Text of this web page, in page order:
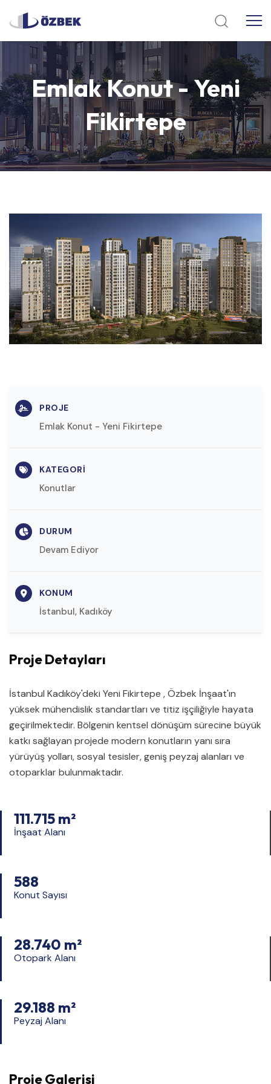
EmlakKonut-Yeni
Fikirtepe
PROJE
Emlak Konut - Yeni Fikirtepe
KATEGORI
Konutlar
DURUM
Devam Ediyor
KONUM
İstanbul, Kadıköy
Proje Detayları
İstanbul Kadıköy'deki Yeni Fikirtepe , Özbek İnşaat'ın
yüksek mühendislik standartları ve titiz işçiliğiyle hayata
geçirilmektedir. Bölgenin kentsel dönüşüm sürecine büyük
katkı sağlayan projede modern konutların yanı sıra
yürüyüş yolları, sosyal tesisler, geniş peyzaj alanları ve
otoparklar bulunmaktadır.
111.715 m²
İnşaat Alanı
588
Konut Sayısı
28.740 m²
Otopark Alanı
29.188 m²
Peyzaj Alanı
Proje Galerisi